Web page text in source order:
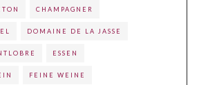
CHAMPAGNER
DOMAINE DE LA JASSE
ESSEN
FEINE WEINE